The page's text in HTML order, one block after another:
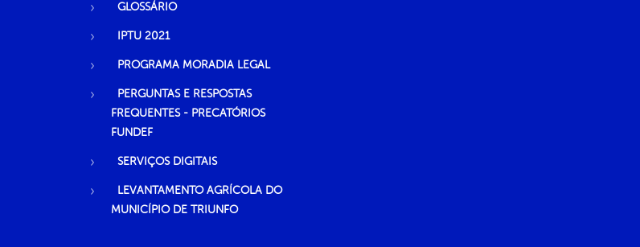
GLOSSÁRIO
IPTU 2021
PROGRAMA MORADIA LEGAL
PERGUNTAS E RESPOSTAS
FREQUENTES - PRECATÓRIOS
FUNDEF
SERVIÇOS DIGITAIS
LEVANTAMENTO AGRÍCOLA DO
MUNICÍPIO DE TRIUNFO